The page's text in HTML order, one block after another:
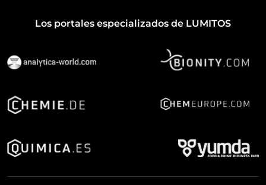
Los portales especializados de LUMITOS